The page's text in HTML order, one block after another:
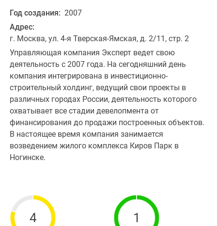
Год создания: 2007
Адрес:
г. Москва, ул. 4-я Тверская-Ямская, д. 2/11, стр. 2
Управляющая компания Эксперт ведет свою
деятельность с 2007 года. На сегодняшний день
компания интегрирована в инвестиционно-
строительный холдинг, ведущий свои проекты в
различных городах России, деятельность которого
охватывает все стадии девелопмента от
финансирования до продажи построенных объектов.
В настоящее время компания занимается
возведением жилого комплекса Киров Парк в
Ногинске.
4 1